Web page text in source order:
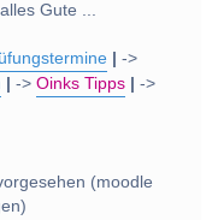
Gute ...
->
->Oinks Tipps
->
(moodle